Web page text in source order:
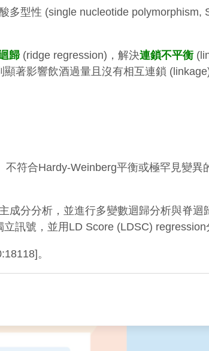
多型性 (single nucleotide polymorphism,
歸 (ridge regression)，解決連鎖不平衡
著影響飲酒過量且沒有相互連鎖
符合Hardy-Weinberg平衡或極罕見變異
成分分析，並進行多變數迴歸分析與脊迴
訊號，並用LD Score (LDSC) regression
。